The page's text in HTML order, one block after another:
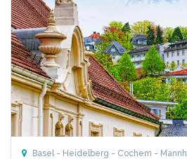
Basel - Heidelberg - Cochem -